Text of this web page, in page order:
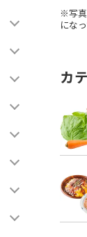
※写真
にな
カ